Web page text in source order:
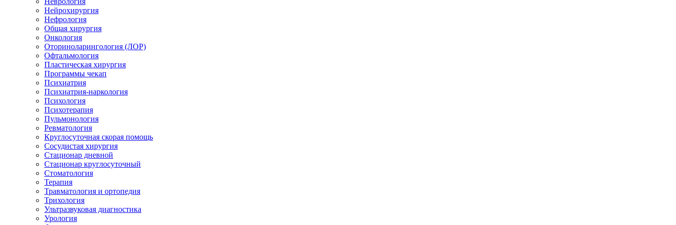
Нейрохирургия
Нефрология
Общая хирургия
Онкология
Оториноларингология (ЛОР)
Офтальмология
Пластическая хирургия
Программы чекап
Психиатрия
Психиатрия-наркология
Психология
Психотерапия
Пульмонология
Ревматология
Круглосуточная скорая помощь
Сосудистая хирургия
Стационар дневной
Стационар круглосуточный
Стоматология
Терапия
Травматология и ортопедия
Трихология
Ультразвуковая диагностика
Урология